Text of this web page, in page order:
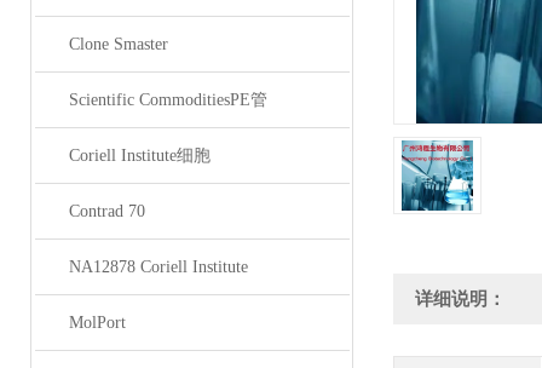
Clone Smaster
Scientific CommoditiesPE管
Coriell Institute细胞
Contrad 70
NA12878 Coriell Institute
MolPort
详细说明：